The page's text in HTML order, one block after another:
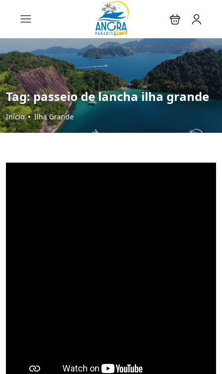
Tag:passeio de lancha ilha grande
Início Ilha Grande